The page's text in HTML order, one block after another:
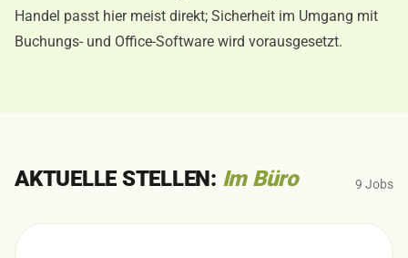
Handel passt hier meist direkt; Sicherheit im Umgang mit
Buchungs- und Office-Software wird vorausgesetzt.
AKTUELLE STELLEN: Im Büro 9 Jobs